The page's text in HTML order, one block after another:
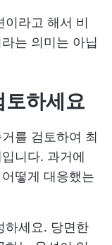
이라고 해서 비
는 의미는 아닙
토하세요
를 검토하여 최
니다. 과거에
떻게 대응했는
하세요. 당면한